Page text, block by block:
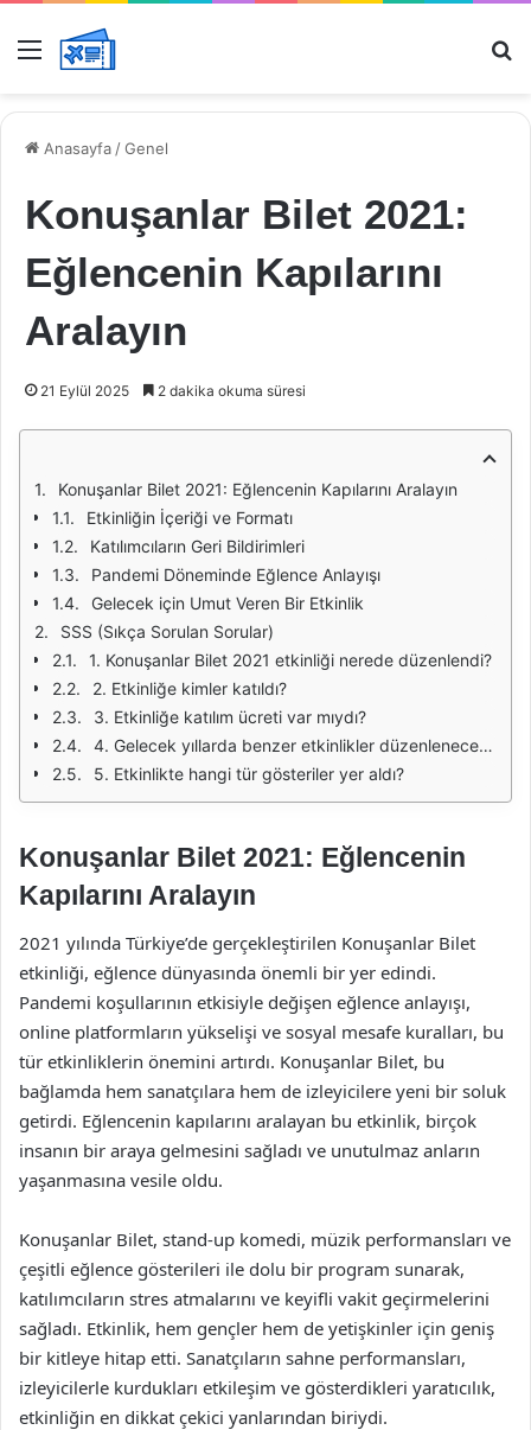
Menü
Anasayfa /Genel
Konuşanlar Bilet 2021:
Eğlencenin Kapılarını
Aralayın
21 Eylül 2025 2 dakika okuma süresi
Konuşanlar Bilet 2021: Eğlencenin Kapılarını Aralayın
Etkinliğin İçeriği ve Formatı
Katılımcıların Geri Bildirimleri
Pandemi Döneminde Eğlence Anlayışı
Gelecek için Umut Veren Bir Etkinlik
SSS (Sıkça Sorulan Sorular)
1. Konuşanlar Bilet 2021 etkinliği nerede düzenlendi?
2. Etkinliğe kimler katıldı?
3. Etkinliğe katılım ücreti var mıydı?
4. Gelecek yıllarda benzer etkinlikler düzenlenecek mi?
5. Etkinlikte hangi tür gösteriler yer aldı?
Konuşanlar Bilet 2021: Eğlencenin
Kapılarını Aralayın
2021 yılında Türkiye’de gerçekleştirilen Konuşanlar Bilet
etkinliği, eğlence dünyasında önemli bir yer edindi.
Pandemi koşullarının etkisiyle değişen eğlence anlayışı,
online platformların yükselişi ve sosyal mesafe kuralları, bu
tür etkinliklerin önemini artırdı. Konuşanlar Bilet, bu
bağlamda hem sanatçılara hem de izleyicilere yeni bir soluk
getirdi. Eğlencenin kapılarını aralayan bu etkinlik, birçok
insanın bir araya gelmesini sağladı ve unutulmaz anların
yaşanmasına vesile oldu.
Konuşanlar Bilet, stand-up komedi, müzik performansları ve
çeşitli eğlence gösterileri ile dolu bir program sunarak,
katılımcıların stres atmalarını ve keyifli vakit geçirmelerini
sağladı. Etkinlik, hem gençler hem de yetişkinler için geniş
bir kitleye hitap etti. Sanatçıların sahne performansları,
izleyicilerle kurdukları etkileşim ve gösterdikleri yaratıcılık,
etkinliğin en dikkat çekici yanlarından biriydi.